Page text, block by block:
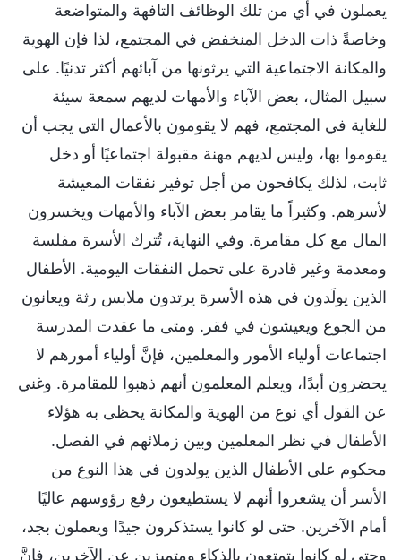
يعملون في أي من تلك الوظائف التافهة والمتواضعة
وخاصةً ذات الدخل المنخفض في المجتمع، لذا فإن الهوية
والمكانة الاجتماعية التي يرثونها من آبائهم أكثر تدنيًا. على
سبيل المثال، بعض الآباء والأمهات لديهم سمعة سيئة
للغاية في المجتمع، فهم لا يقومون بالأعمال التي يجب أن
يقوموا بها، وليس لديهم مهنة مقبولة اجتماعيًا أو دخل
ثابت، لذلك يكافحون من أجل توفير نفقات المعيشة
لأسرهم. وكثيراً ما يقامر بعض الآباء والأمهات ويخسرون
المال مع كل مقامرة. وفي النهاية، تُترك الأسرة مفلسة
ومعدمة وغير قادرة على تحمل النفقات اليومية. الأطفال
الذين يولَدون في هذه الأسرة يرتدون ملابس رثة ويعانون
من الجوع ويعيشون في فقر. ومتى ما عقدت المدرسة
اجتماعات أولياء الأمور والمعلمين، فإنَّ أولياء أمورهم لا
يحضرون أبدًا، ويعلم المعلمون أنهم ذهبوا للمقامرة. وغني
عن القول أي نوع من الهوية والمكانة يحظى به هؤلاء
الأطفال في نظر المعلمين وبين زملائهم في الفصل.
محكوم على الأطفال الذين يولدون في هذا النوع من
الأسر أن يشعروا أنهم لا يستطيعون رفع رؤوسهم عاليًا
أمام الآخرين. حتى لو كانوا يستذكرون جيدًا ويعملون بجد،
وحتى لو كانوا يتمتعون بالذكاء ومتميزين عن الآخرين، فإنَّ